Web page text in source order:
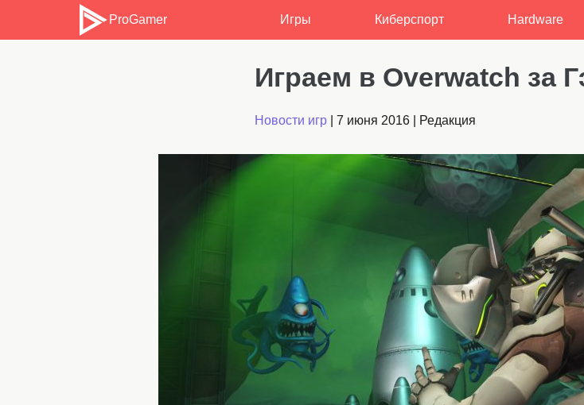
ProGamer Игры Киберспорт Hardware
Играем в Overwatch за
Новости игр 7 июня 2016 Редакция